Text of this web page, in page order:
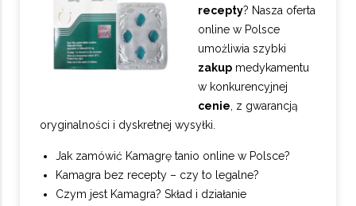
recepty? Nasza oferta
online w Polsce
umożliwia szybki
zakup medykamentu
w konkurencyjnej
cenie, z gwarancją
oryginalności i dyskretnej wysyłki.
Jak zamówić Kamagrę tanio online w Polsce?
Kamagra bez recepty – czy to legalne?
Czym jest Kamagra? Skład i działanie